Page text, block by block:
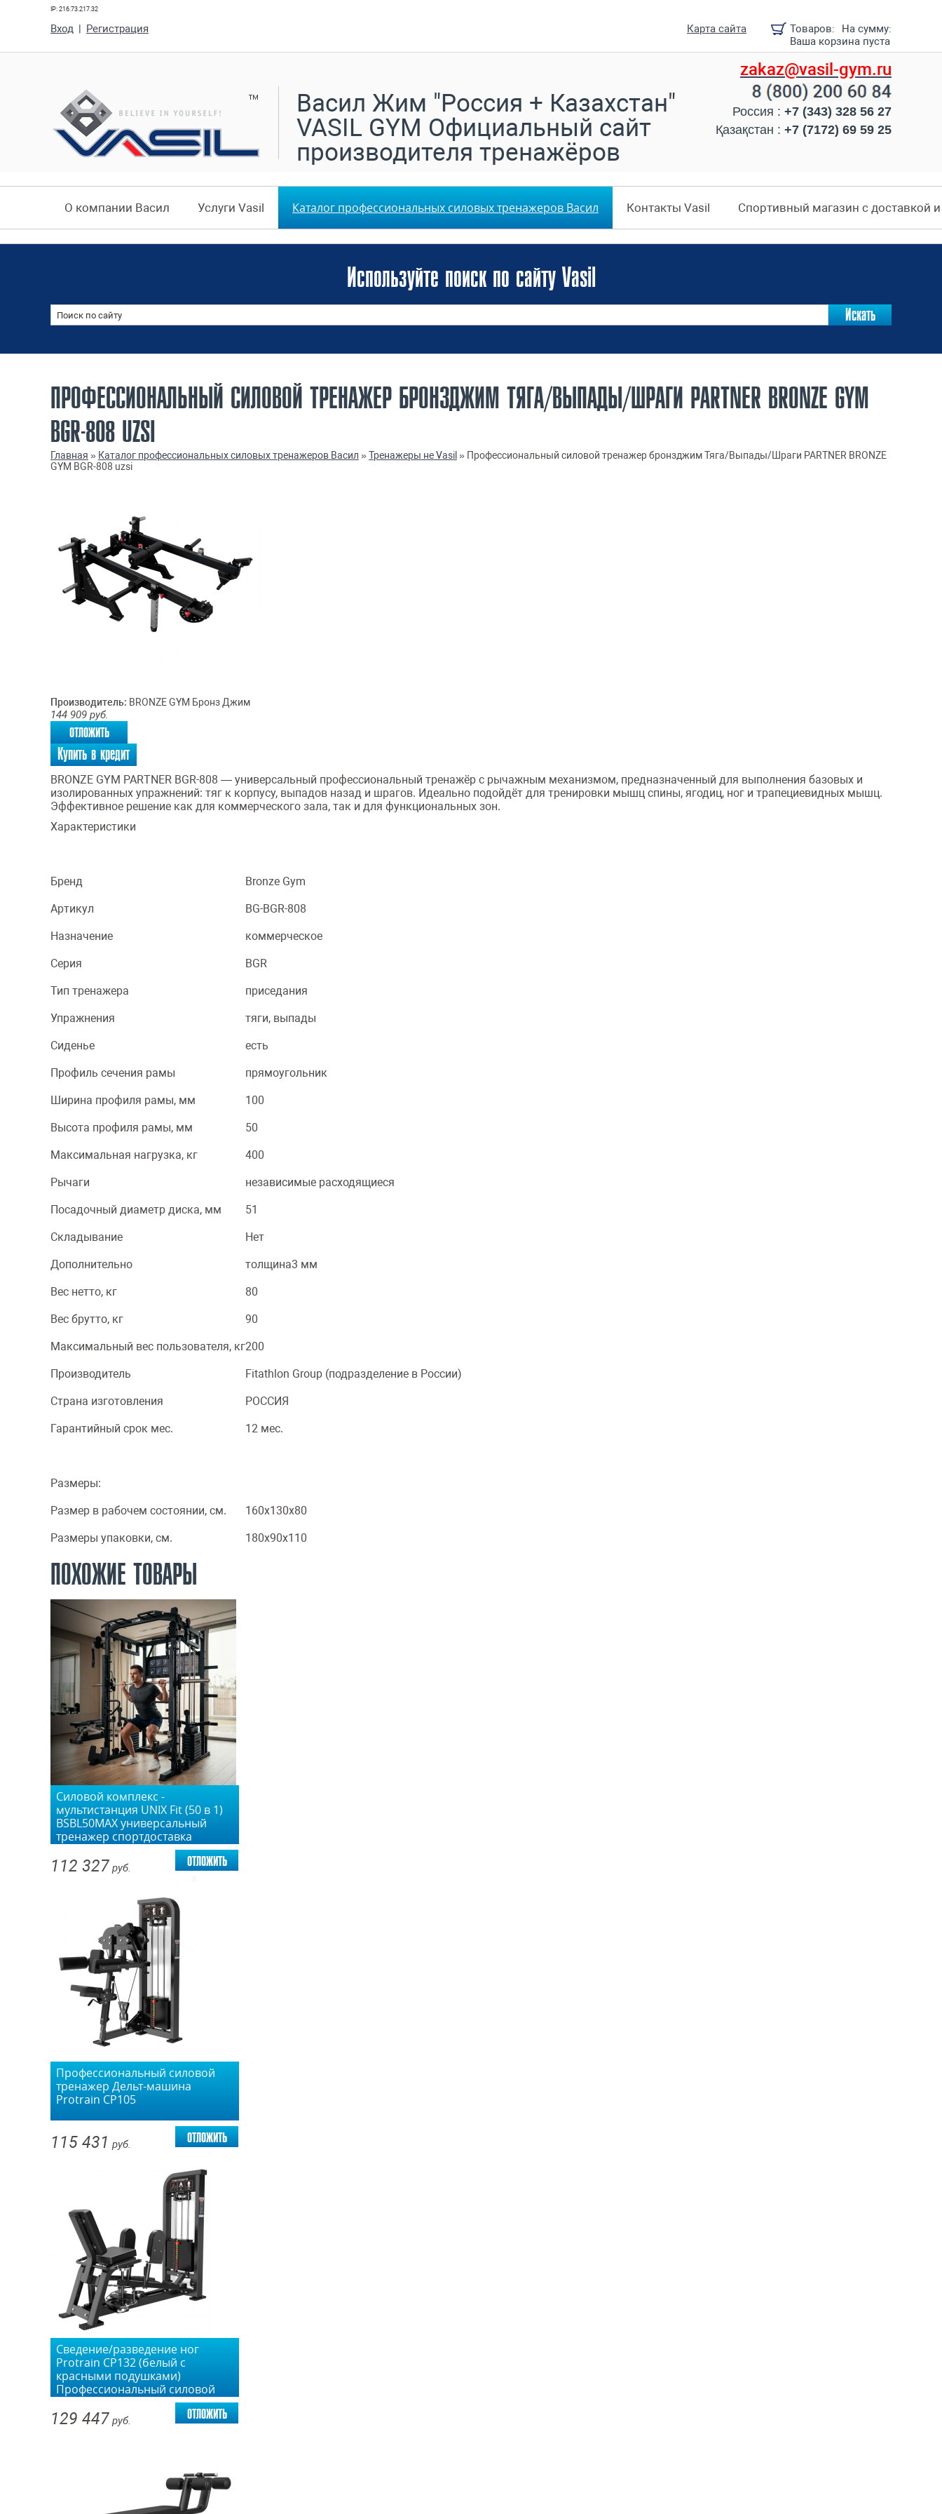
IP: 216.73.217.32
Товаров:
На сумму:
Ваша корзина пуста
Карта сайта
Вход | Регистрация
zakaz@vasil-gym.ru
Россия : +7 (343) 328 56 27
Қазақстан : +7 (7172) 69 59 25
Васил Жим "Россия + Казахстан"
VASIL GYM Официальный сайт
производителя тренажёров
О компании Васил Услуги Vasil Каталог профессиональных силовых тренажеров Васил Контакты Vasil Спортивный магазин с доставкой
Используйте поиск по сайту Vasil
ПРОФЕССИОНАЛЬНЫЙ СИЛОВОЙ ТРЕНАЖЕР БРОНЗДЖИМ ТЯГА/ВЫПАДЫ/ШРАГИ PARTNER BRONZE GYM
BGR-808 UZSI
Главная » Каталог профессиональных силовых тренажеров Васил »Тренажеры не Vasil » Профессиональный силовой тренажер бронзджим Тяга/Выпады/Шраги PARTNER BRONZE
GYM BGR-808 uzsi
Производитель: BRONZE GYM Бронз Джим
144 909 руб.
отложить
Купить в кредит
BRONZE GYM PARTNER BGR-808 — универсальный профессиональный тренажёр с рычажным механизмом, предназначенный для выполнения базовых и
изолированных упражнений: тяг к корпусу, выпадов назад и шрагов. Идеально подойдёт для тренировки мышц спины, ягодиц, ног и трапециевидных мышц.
Эффективное решение как для коммерческого зала, так и для функциональных зон.
Характеристики
Бренд Bronze Gym
Артикул BG-BGR-808
Назначение коммерческое
Серия BGR
Тип тренажера приседания
Упражнения тяги, выпады
Сиденье есть
Профиль сечения рамы прямоугольник
Ширина профиля рамы, мм 100
Высота профиля рамы, мм 50
Максимальная нагрузка, кг 400
Рычаги независимые расходящиеся
Посадочный диаметр диска, мм 51
Складывание Нет
Дополнительно толщина3 мм
Вес нетто, кг 80
Вес брутто, кг 90
Максимальный вес пользователя, кг200
Производитель Fitathlon Group (подразделение в России)
Страна изготовления РОССИЯ
Гарантийный срок мес. 12 мес.
Размеры:
Размер в рабочем состоянии, см. 160х130x80
Размеры упаковки, см. 180х90x110
ПОХОЖИЕ ТОВАРЫ
Силовой комплекс -
мультистанция UNIX Fit (50 в 1)
BSBL50MAX универсальный
тренажер спортдоставка
112 327 руб. отложить
Профессиональный силовой
тренажер Дельт-машина
Protrain CP105
115 431 руб. отложить
Сведение/разведение ног
Protrain CP132 (белый с
красными подушками)
Профессиональный силовой
тренажер proven quality
129 447 руб. отложить